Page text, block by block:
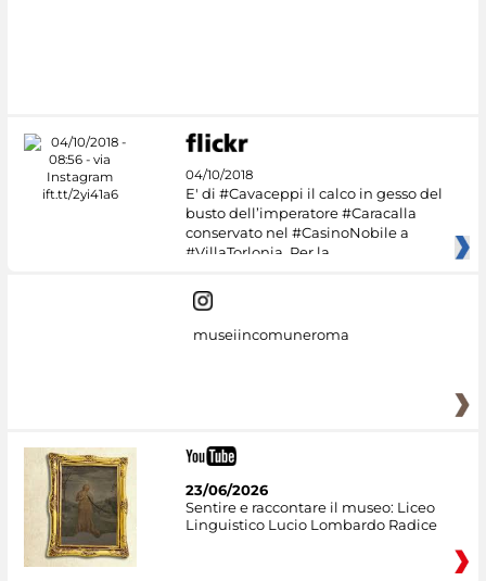
04/10/2018
E' di #Cavaceppi il calco in gesso del
busto dell’imperatore #Caracalla
conservato nel #CasinoNobile a
#VillaTorlonia. Per la
museiincomuneroma
23/06/2026
Sentire e raccontare il museo: Liceo
Linguistico Lucio Lombardo Radice